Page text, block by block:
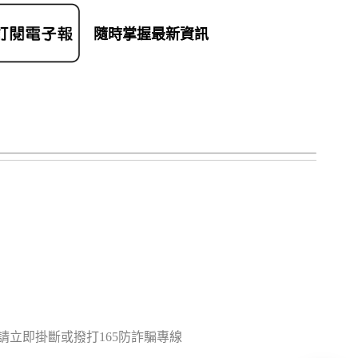
隨時掌握最新資訊
立即掛斷或撥打165防詐騙專線